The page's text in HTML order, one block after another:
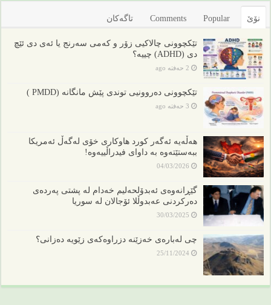
نۆێ Popular
Comments تاگەکان
تێکچوونی چالاکیی زۆر و کەمی سەرنج یا ئەی دی ئێچ
دی (ADHD) چییە؟
2 حەفتە ago
تێکچوونی دەروونیی توندی پێش مانگانە (PMDD )
3 حەفتە ago
هەڵەیە ئەگەر کورد هاوکاری خۆی لەگەڵ ئەمریکا
ببەستێتەوە بە داوای فیدراڵییەوە!
04/03/2026
گێڕانەوەی ئەبدۆلحەلیم خەدام لە پشتی پەردەی
دەرکردنی عەبدوڵلا ئۆجالان لە سوریا
30/03/2025
چی لەبارەی خەزێنە دزراوەکەی زێویە دەزانی؟
25/11/2024